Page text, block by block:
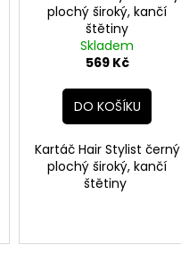
plochý široký, kančí
štětiny
Skladem
569 Kč
DO KOŠÍKU
Kartáč Hair Stylist černý
plochý široký, kančí
štětiny